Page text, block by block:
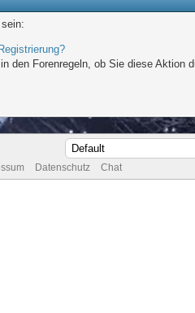
Registrierung?
den Forenregeln, ob Sie diese Aktion
Datenschutz Chat